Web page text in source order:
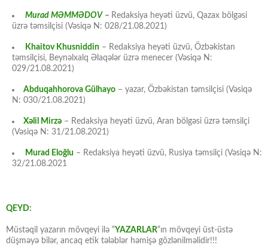
Murad MƏMMƏDOV – Redaksiya heyəti üzvü, Qazax bölgəsi
üzrə təmsilçisi (Vəsiqə N: 028/21.08.2021)
Khaitov Khusniddin – Redaksiya heyəti üzvü, Özbəkistan
təmsilçisi, Beynəlxalq Əlaqələr üzrə menecer (Vəsiqə N:
029/21.08.2021)
Abduqahhorova Gülhayo – yazar, Özbəkistan təmsilçisi (Vəsiqə
N: 030/21.08.2021)
Xəlil Mirzə – Redaksiya heyəti üzvü, Aran bölgəsi üzrə təmsilçi
(Vəsiqə N: 31/21.08.2021)
Murad Eloğlu – Redaksiya heyəti üzvü, Rusiya təmsilçi (Vəsiqə N:
32/21.08.2021
QEYD:
Müstəqil yazarın mövqeyi ilə “YAZARLAR“ın mövqeyi üst-üstə
düşməyə bilər, ancaq etik tələblər həmişə gözlənilməlidir!!!